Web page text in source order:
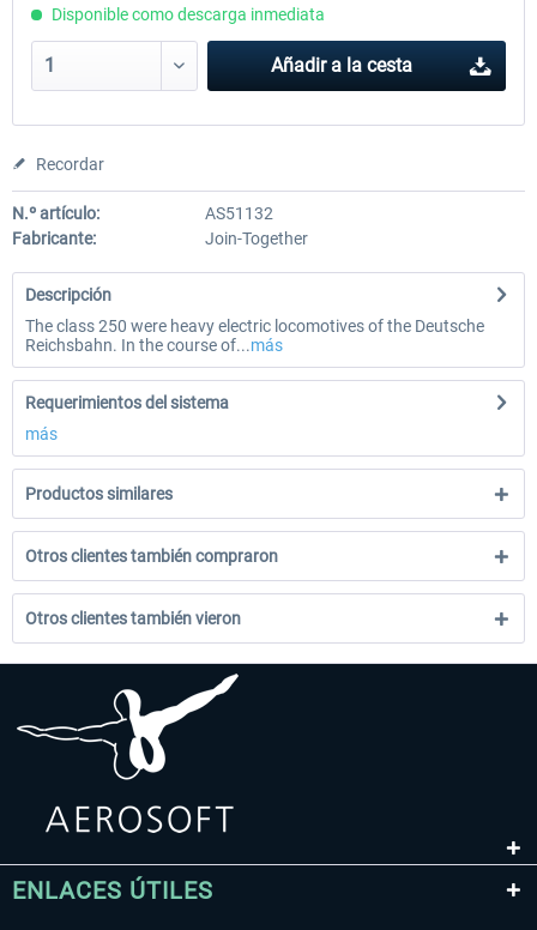
Disponible como descarga inmediata
Añadir a la cesta
Recordar
N.º artículo:
AS51132
Fabricante:
Join-Together
Descripción
The class 250 were heavy electric locomotives of the Deutsche
Reichsbahn. In the course of...más
Requerimientos del sistema
más
Productos similares
Otros clientes también compraron
Otros clientes también vieron
ENLACES ÚTILES